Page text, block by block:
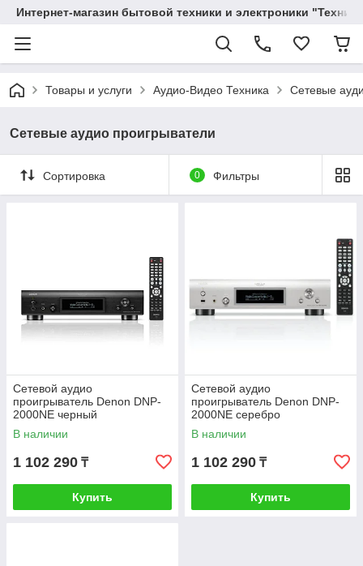
Интернет-магазин бытовой техники и электроники
Товары и услуги Аудио-Видео Техника Сетевые
Сетевые аудио проигрыватели
Сортировка 0 Фильтры
Cетевой аудио
проигрыватель Denon DNP-
2000NE черный
В наличии
1 102 290 ₸
Купить
Cетевой аудио
проигрыватель Denon DNP-
2000NE серебро
В наличии
1 102 290 ₸
Купить